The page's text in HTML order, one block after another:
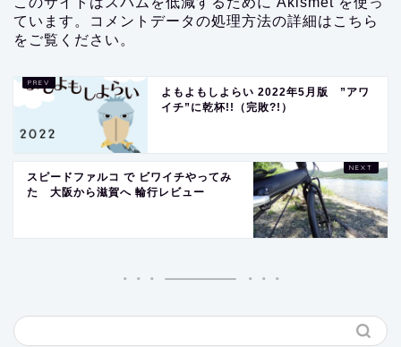
ています。
コメントデータの処理方法の詳細はこちら
をご覧ください 。
よもよもしよらい 2022年5月版 ”アワ
イチ”に乾杯!!（完敗?!）
スピードファルコ で ビワイチやってみ
た 大阪から滋賀へ 輪行レビュー